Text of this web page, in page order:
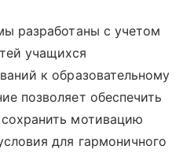
разработаны с учетом
учащихся
к образовательному
позволяет обеспечить
мотивацию
для гармоничного